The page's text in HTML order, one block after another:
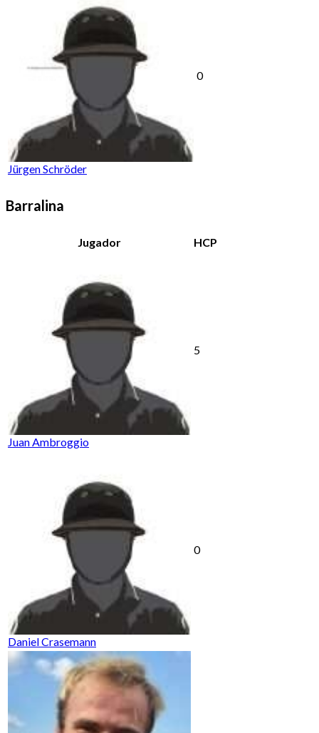
Jürgen Schröder
0
Barralina
Jugador HCP
Juan Ambroggio
5
Daniel Crasemann
0